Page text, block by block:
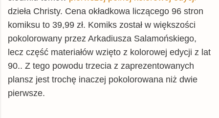
dzieła Christy. Cena okładkowa liczącego 96 stron
komiksu to 39,99 zł. Komiks został w większości
pokolorowany przez Arkadiusza Salamońskiego,
lecz część materiałów wzięto z kolorowej edycji z lat
90.. Z tego powodu trzecia z zaprezentowanych
plansz jest trochę inaczej pokolorowana niż dwie
pierwsze.